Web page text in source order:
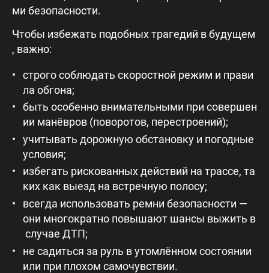
ми безопасности.
Чтобы избежать подобных трагедий в будущем
, важно:
строго соблюдать скоростной режим и прави
ла обгона;
быть особенно внимательными при совершен
ии манёвров (поворотов, перестроений);
учитывать дорожную обстановку и погодные
условия;
избегать рискованных действий на трассе, та
ких как выезд на встречную полосу;
всегда использовать ремни безопасности —
они многократно повышают шансы выжить в
случае ДТП;
не садиться за руль в утомлённом состоянии
или при плохом самочувствии.